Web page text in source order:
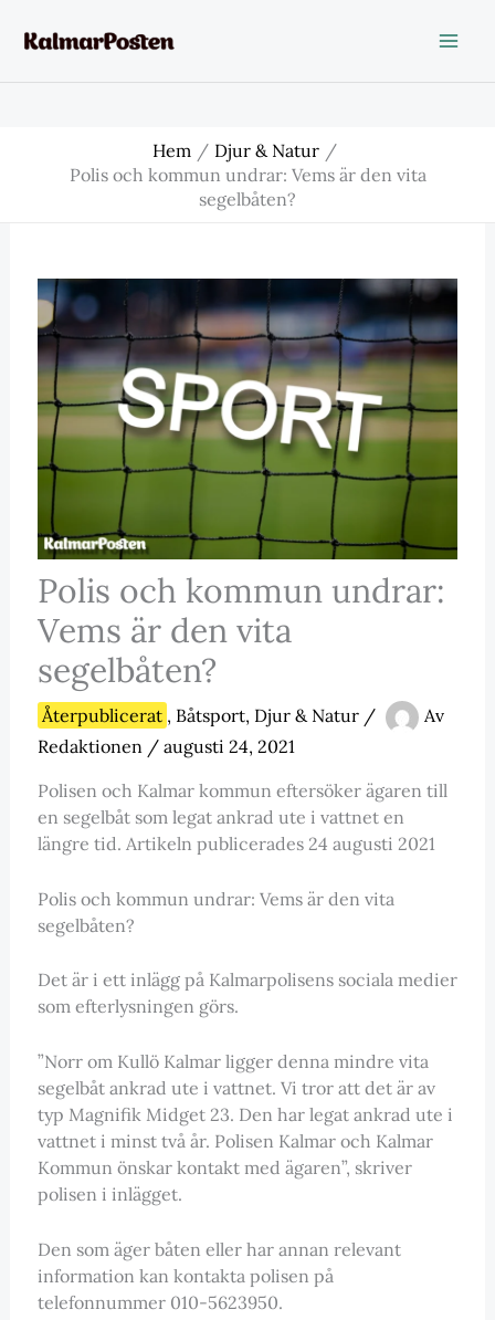
Hem
Djur & Natur
Polis och kommun undrar: Vems är den vita
segelbåten?
Polis och kommun undrar:
Vems är den vita
segelbåten?
Återpublicerat , Båtsport, Djur & Natur/
Av
Redaktionen / augusti 24, 2021
Polisen och Kalmar kommun eftersöker ägaren till
en segelbåt som legat ankrad ute i vattnet en
längre tid. Artikeln publicerades 24 augusti 2021
Polis och kommun undrar: Vems är den vita
segelbåten?
Det är i ett inlägg på Kalmarpolisens sociala medier
som efterlysningen görs.
”Norr om Kullö Kalmar ligger denna mindre vita
segelbåt ankrad ute i vattnet. Vi tror att det är av
typ Magnifik Midget 23. Den har legat ankrad ute i
vattnet i minst två år. Polisen Kalmar och Kalmar
Kommun önskar kontakt med ägaren”, skriver
polisen i inlägget.
Den som äger båten eller har annan relevant
information kan kontakta polisen på
telefonnummer 010-5623950.